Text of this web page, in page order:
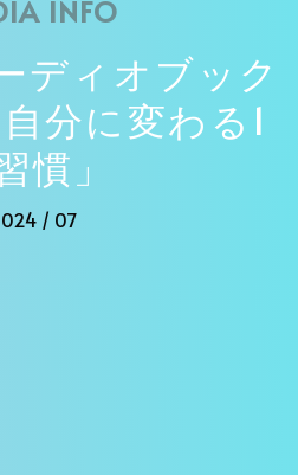
INFO
ディオブック
分に変わる1
慣」
/ 07